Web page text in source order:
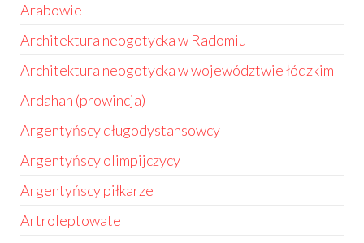
Arabowie
Architektura neogotycka w Radomiu
Architektura neogotycka w województwie łódzkim
Ardahan (prowincja)
Argentyńscy długodystansowcy
Argentyńscy olimpijczycy
Argentyńscy piłkarze
Artroleptowate